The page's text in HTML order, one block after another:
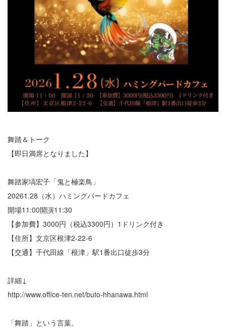
舞踏＆トーク
【即日満席となりました】
舞踏家塙宏子「鬼と極楽鳥」
20261.28（水）ハミングバードカフェ
開場11:00開演11:30
【参加費】3000円（税込3300円）1ドリンク付き
【住所】文京区根津2-22-6
【交通】千代田線「根津」駅1番出口徒歩3分
詳細↓
http://www.office-ten.net/buto-hhanawa.html
「舞踏」という言葉。